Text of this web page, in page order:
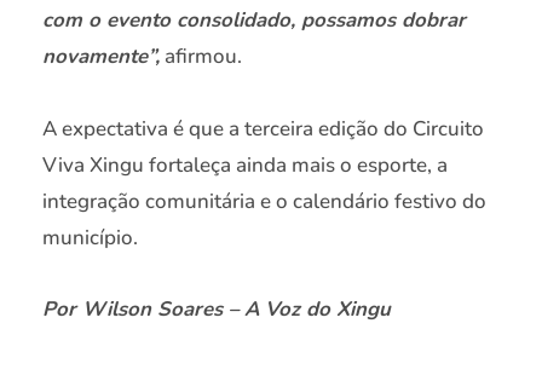
com o evento consolidado, possamos dobrar
novamente”, afirmou.
A expectativa é que a terceira edição do Circuito
Viva Xingu fortaleça ainda mais o esporte, a
integração comunitária e o calendário festivo do
município.
Por Wilson Soares – A Voz do Xingu